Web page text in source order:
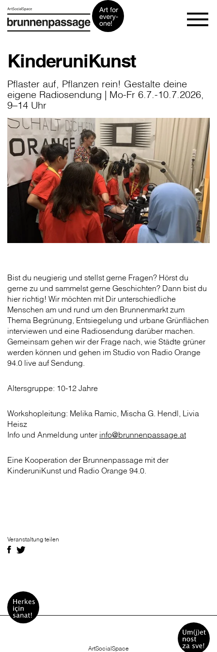
KinderuniKunst
Pflaster auf, Pflanzen rein! Gestalte deine
eigene Radiosendung | Mo-Fr 6.7.-10.7.2026,
9–14 Uhr
Bist du neugierig und stellst gerne Fragen? Hörst du
gerne zu und sammelst gerne Geschichten? Dann bist du
hier richtig! Wir möchten mit Dir unterschiedliche
Menschen am und rund um den Brunnenmarkt zum
Thema Begrünung, Entsiegelung und urbane Grünflächen
interviewen und eine Radiosendung darüber machen.
Gemeinsam gehen wir der Frage nach, wie Städte grüner
werden können und gehen im Studio von Radio Orange
94.0 live auf Sendung.
Altersgruppe: 10-12 Jahre
Workshopleitung: Melika Ramic, Mischa G. Hendl, Livia
Heisz
Info und Anmeldung unter info@brunnenpassage.at
Eine Kooperation der Brunnenpassage mit der
KinderuniKunst und Radio Orange 94.0.
Veranstaltung teilen
ArtSocialSpace